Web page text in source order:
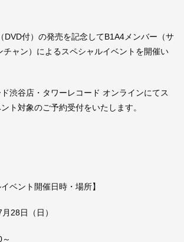
DVD付）の発売を記念してB1A4メンバー（サ
チャン）によるスペシャルイベントを開催い
渋谷店・タワーレコード オンラインにてス
ト対象のご予約受付をいたします。
イベント開催日時・場所】
28日（日）